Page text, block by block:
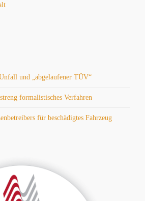
und „abgelaufener TÜV“
formalistisches Verfahren
für beschädigtes Fahrzeug